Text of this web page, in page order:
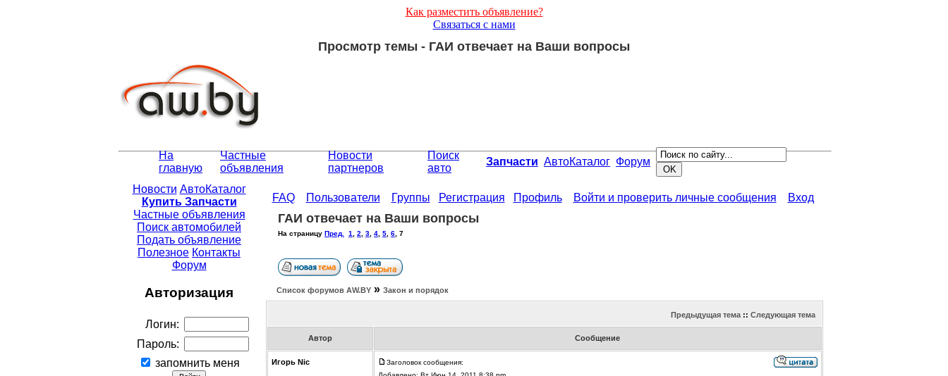
Как разместить объявление?
Связаться с нами
Просмотр темы - ГАИ отвечает на Ваши вопросы
На
главную
Частные
объявления
Новости
партнеров
Поиск
авто
Запчасти АвтоКаталог Форум
Новости АвтоКаталог
Купить Запчасти
Частные объявления
Поиск автомобилей
Подать объявление
Полезное Контакты
Форум
Авторизация
Логин:
Пароль:
запомнить меня
FAQ Пользователи Группы Регистрация Профиль Войти и проверить личные сообщения Вход
ГАИ отвечает на Ваши вопросы
На страницу Пред. 1 2 3 4 5 6 7
Список форумов АW.BY» Закон и порядок
Предыдущая тема:: Следующая тема
Автор Сообщение
Игорь Nic
Заголовок сообщения: